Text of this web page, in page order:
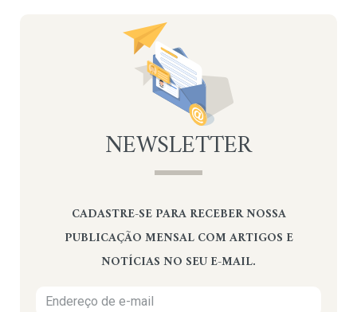
NEWSLETTER
CADASTRE-SE PARA RECEBER NOSSA
PUBLICAÇÃO MENSAL COM ARTIGOS E
NOTÍCIAS NO SEU E-MAIL.